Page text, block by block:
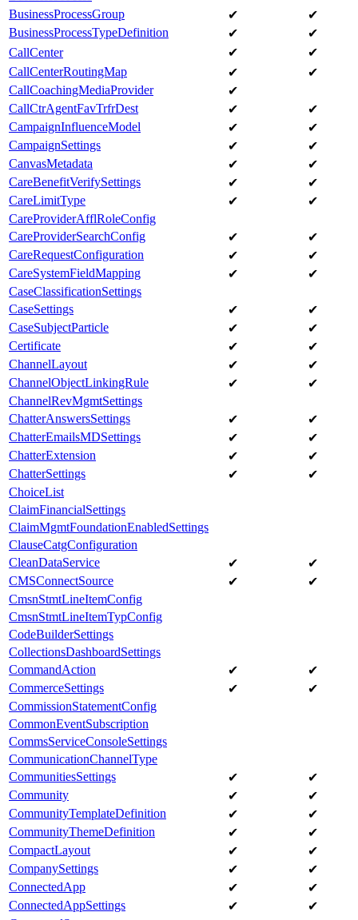
BusinessProcessGroup
✔ ✔
BusinessProcessTypeDefinition
✔ ✔
CallCenter
✔ ✔
CallCenterRoutingMap
✔
✔
CallCoachingMediaProvider
✔
CallCtrAgentFavTrfrDest
✔ ✔
CampaignInfluenceModel
✔ ✔
CampaignSettings
✔
✔
CanvasMetadata
✔ ✔
CareBenefitVerifySettings
✔ ✔
CareLimitType
✔ ✔
CareProviderAfflRoleConfig
CareProviderSearchConfig
✔ ✔
CareRequestConfiguration
✔ ✔
CareSystemFieldMapping
✔ ✔
CaseClassificationSettings
CaseSettings
✔
✔
CaseSubjectParticle
✔ ✔
Certificate
✔ ✔
ChannelLayout
✔ ✔
ChannelObjectLinkingRule
✔ ✔
ChannelRevMgmtSettings
ChatterAnswersSettings
✔
✔
ChatterEmailsMDSettings
✔
✔
ChatterExtension
✔ ✔
ChatterSettings
✔
✔
ChoiceList
ClaimFinancialSettings
ClaimMgmtFoundationEnabledSettings
ClauseCatgConfiguration
CleanDataService
✔ ✔
CMSConnectSource
✔
✔
CmsnStmtLineItemConfig
CmsnStmtLineItemTypConfig
CodeBuilderSettings
CollectionsDashboardSettings
CommandAction
✔ ✔
CommerceSettings
✔
✔
CommissionStatementConfig
CommonEventSubscription
CommsServiceConsoleSettings
CommunicationChannelType
CommunitiesSettings
✔
✔
Community
✔ ✔
CommunityTemplateDefinition
✔ ✔
CommunityThemeDefinition
✔ ✔
CompactLayout
✔ ✔
CompanySettings
✔
✔
ConnectedApp
✔ ✔
ConnectedAppSettings
✔
✔